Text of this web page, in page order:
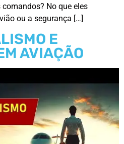
No que eles
ou a segurança […]
E
AVIAÇÃO